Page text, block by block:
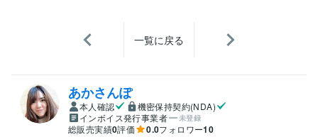
一覧に戻る
あかさんぽ
本人確認
機密保持契約(NDA)
インボイス発行事業者
未登録
総販売実績0評価 0.0フォロワー10